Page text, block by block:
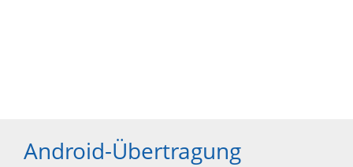
Android-Übertragung